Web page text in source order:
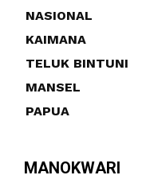
NASIONAL
KAIMANA
TELUK BINTUNI
MANSEL
PAPUA
MANOKWARI